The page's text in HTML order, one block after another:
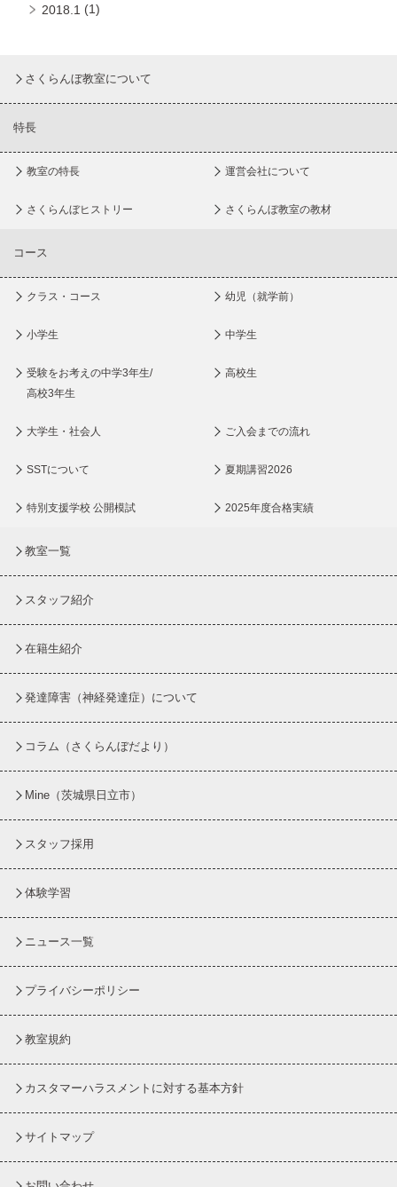
2018.1 (1)
さくらんぼ教室について
特長
教室の特長 運営会社について
さくらんぼヒストリー さくらんぼ教室の教材
コース
クラス・コース 幼児（就学前）
小学生 中学生
受験をお考えの中学3年生/
高校3年生
高校生
大学生・社会人 ご入会までの流れ
SSTについて 夏期講習2026
特別支援学校 公開模試 2025年度合格実績
教室一覧
スタッフ紹介
在籍生紹介
発達障害（神経発達症）について
コラム （さくらんぼだより）
Mine（茨城県日立市）
スタッフ採用
体験学習
ニュース一覧
プライバシーポリシー
教室規約
カスタマーハラスメントに対する基本方針
サイトマップ